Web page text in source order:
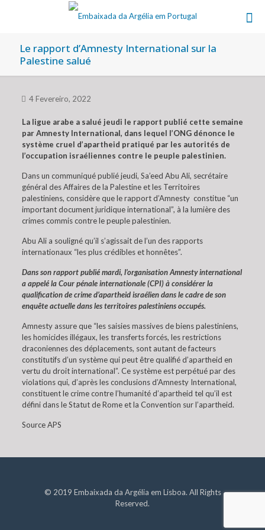
Le rapport d’Amnesty International sur la
Palestine salué
4 Fevereiro, 2022
La ligue arabe a salué jeudi le rapport publié cette semaine
par Amnesty International, dans lequel l’ONG dénonce le
système cruel d’apartheid pratiqué par les autorités de
l’occupation israéliennes contre le peuple palestinien.
Dans un communiqué publié jeudi, Sa’eed Abu Ali, secrétaire
général des Affaires de la Palestine et les Territoires
palestiniens, considère que le rapport d’Amnesty constitue “un
important document juridique international”, à la lumière des
crimes commis contre le peuple palestinien.
Abu Ali a souligné qu’il s’agissait de l’un des rapports
internationaux “les plus crédibles et honnêtes”.
Dans son rapport publié mardi, l’organisation Amnesty international
a appelé la Cour pénale internationale (CPI) à considérer la
qualification de crime d’apartheid israélien dans le cadre de son
enquête actuelle dans les territoires palestiniens occupés.
Amnesty assure que “les saisies massives de biens palestiniens,
les homicides illégaux, les transferts forcés, les restrictions
draconiennes des déplacements, sont autant de facteurs
constitutifs d’un système qui peut être qualifié d’apartheid en
vertu du droit international”. Ce système est perpétué par des
violations qui, d’après les conclusions d’Amnesty International,
constituent le crime contre l’humanité d’apartheid tel qu’il est
défini dans le Statut de Rome et la Convention sur l’apartheid.
Source APS
© 2019 Embaixada da Argélia em Lisboa. All Rights
Reserved.